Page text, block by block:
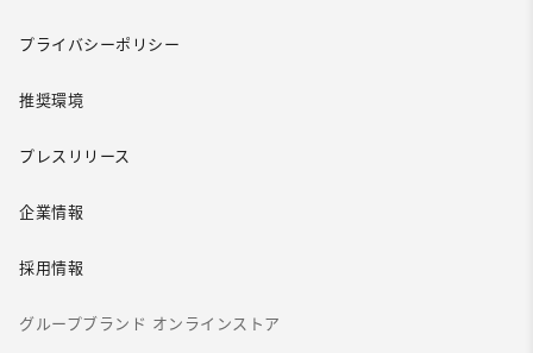
プライバシーポリシー
推奨環境
プレスリリース
企業情報
採用情報
グループブランド オンラインストア